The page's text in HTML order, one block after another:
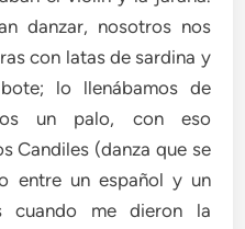
danzar, nosotros nos
con latas de sardina y
lo llenábamos de
un palo, con eso
Candiles (danza que se
entre un español y un
cuando me dieron la